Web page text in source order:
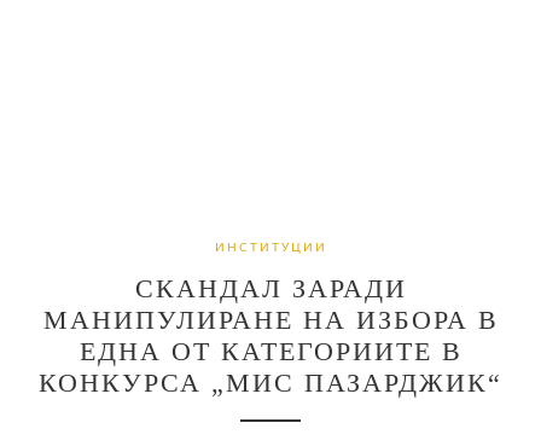
ИНСТИТУЦИИ
СКАНДАЛ ЗАРАДИ
МАНИПУЛИРАНЕ НА ИЗБОРА В
ЕДНА ОТ КАТЕГОРИИТЕ В
КОНКУРСА „МИС ПАЗАРДЖИК“